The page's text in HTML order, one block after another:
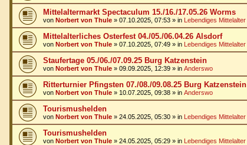
Mittelaltermarkt Spectaculum 15./16./17.05.26 Worms
von Norbert von Thule » 07.10.2025, 07:53 » in Lebendiges Mittelalter
Mittelalterliches Osterfest 04./05./06.04.26 Alsdorf
von Norbert von Thule » 07.10.2025, 07:49 » in Lebendiges Mittelalter
Staufertage 05./06./07.09.25 Burg Katzenstein
von Norbert von Thule » 09.09.2025, 12:39 » in Anderswo
Ritterturnier Pfingsten 07./08./09.08.25 Burg Katzenstein
von Norbert von Thule » 10.07.2025, 09:38 » in Anderswo
Tourismushelden
von Norbert von Thule » 24.05.2025, 05:30 » in Lebendiges Mittelalter
Tourismushelden
von Norbert von Thule » 24.05.2025, 05:29 » in Lebendiges Mittelalter